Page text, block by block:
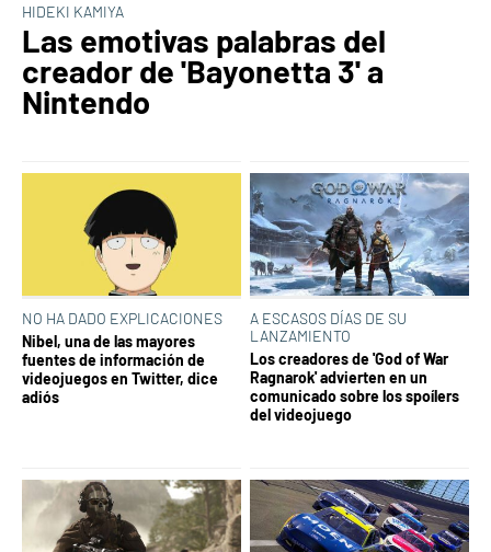
HIDEKI KAMIYA
Las emotivas palabras del
creador de 'Bayonetta 3' a
Nintendo
NO HA DADO EXPLICACIONES
Nibel, una de las mayores
fuentes de información de
videojuegos en Twitter, dice
adiós
A ESCASOS DÍAS DE SU
LANZAMIENTO
Los creadores de 'God of War
Ragnarok' advierten en un
comunicado sobre los spoílers
del videojuego